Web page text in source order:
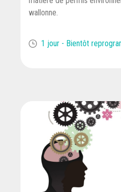
wallonne.
1 jour - Bientôt